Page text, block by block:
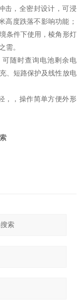
击，全密封设计，可浸
高度跌落不影响功能；
条件下使用，棱角形灯
需。
随时查询电池剩余电
、短路保护及线性放电
，，操作简单方便外形